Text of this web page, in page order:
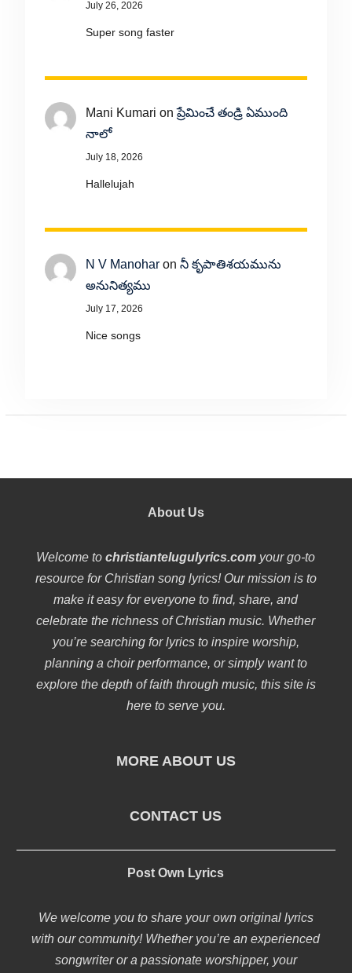
July 26, 2026
Super song faster
Mani Kumari onప్రేమించే తండ్రి ఏముంది
నాలో
July 18, 2026
Hallelujah
N V Manoharon నీ కృపాతిశయమును
అనునిత్యము
July 17, 2026
Nice songs
About Us
Welcome tochristiantelugulyrics.com your go-to
resource for Christian song lyrics! Our mission is to
make it easy for everyone to find, share, and
celebrate the richness of Christian music. Whether
you’re searching for lyrics to inspire worship,
planning a choir performance, or simply want to
explore the depth of faith through music, this site is
here to serve you.
MORE ABOUT US
CONTACT US
Post Own Lyrics
We welcome you to share your own original lyrics
with our community! Whether you’re an experienced
songwriter or a passionate worshipper, your